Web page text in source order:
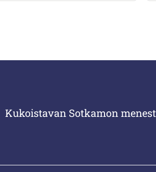
Kukoistavan Sotkamon